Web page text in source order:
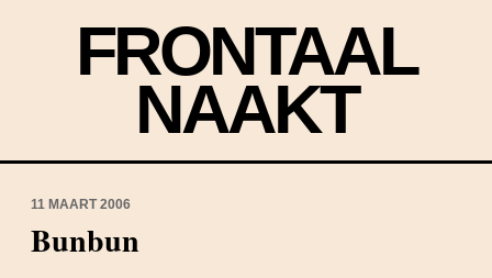
FRONTAAL
NAAKT
11 MAART 2006
Bunbun